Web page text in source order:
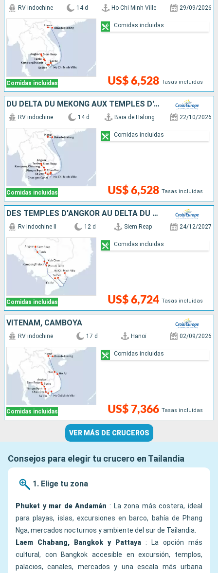
Comidas incluidas
RV indochine 14 d Ho Chi Minh-Ville 29/09/2026
US$ 6,528 Tasas incluidas
Comidas incluidas
DU DELTA DU MÉKONG AUX TEMPLES D'ANGKOR, HANOÏ ET LA BAIE D'ALONG (FORMULE PORT/PORT)
Comidas incluidas
RV indochine 14 d Baia de Halong 22/10/2026
US$ 6,528 Tasas incluidas
Comidas incluidas
DES TEMPLES D'ANGKOR AU DELTA DU MÉKONG, VIVEZ DES FÊTES DE FIN D'ANNÉES UNIQUES ET DÉPAYSANTES
Comidas incluidas
Rv Indochine II 12 d Siem Reap 24/12/2027
US$ 6,724 Tasas incluidas
Comidas incluidas
VITENAM, CAMBOYA
Comidas incluidas
RV indochine 17 d Hanoï 02/09/2026
US$ 7,366 Tasas incluidas
Comidas incluidas
VER MÁS DE CRUCEROS
Consejos para elegir tu crucero en Tailandia
1. Elige tu zona
Phuket y mar de Andamán : La zona más costera, ideal
para playas, islas, excursiones en barco, bahía de Phang
Nga, mercados nocturnos y ambiente del sur de Tailandia.
Laem Chabang, Bangkok y Pattaya : La opción más
cultural, con Bangkok accesible en excursión, templos,
palacios, canales, mercados y una escala más urbana